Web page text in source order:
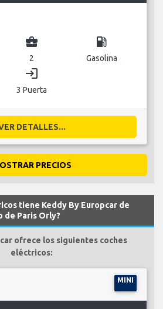
business_center
2
local_gas_station
Gasolina
login
3 Puerta
DETALLES...
PRECIOS
tiene Keddy By Europcar de
Paris Orly?
ofrece los siguientes coches
eléctricos:
MINI